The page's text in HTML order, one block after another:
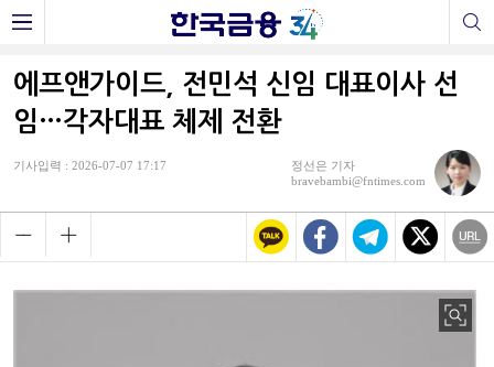
에프앤가이드, 전민석 신임 대표이사 선
임…각자대표 체제 전환
기사입력 : 2026-07-07 17:17
정선은 기자
bravebambi@fntimes.com